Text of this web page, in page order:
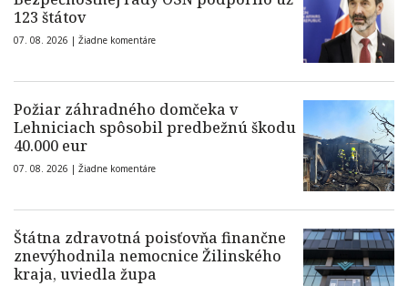
123 štátov
07. 08. 2026 | Žiadne komentáre
Požiar záhradného domčeka v
Lehniciach spôsobil predbežnú škodu
40.000 eur
07. 08. 2026 | Žiadne komentáre
Štátna zdravotná poisťovňa finančne
znevýhodnila nemocnice Žilinského
kraja, uviedla župa